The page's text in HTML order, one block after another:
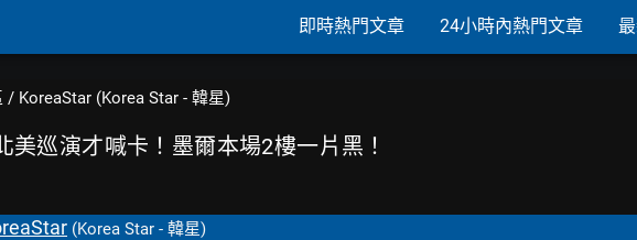
即時熱門文章 24小時內熱門文章
/ KoreaStar (Korea Star - 韓星)
美巡演才喊卡！墨爾本場2樓一片黑！
(Korea Star - 韓星)